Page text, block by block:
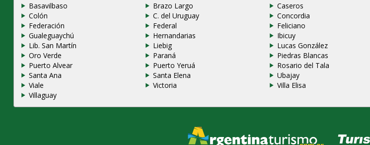
Basavilbaso Brazo Largo Caseros
Colón
C. del Uruguay Concordia
Federación
Federal Feliciano
Gualeguaychú
Hernandarias Ibicuy
Lib. San Martín
Liebig Lucas González
Oro Verde
Paraná Piedras Blancas
Puerto Alvear
Puerto Yeruá Rosario del Tala
Santa Ana
Santa Elena Ubajay
Viale
Victoria Villa Elisa
Villaguay